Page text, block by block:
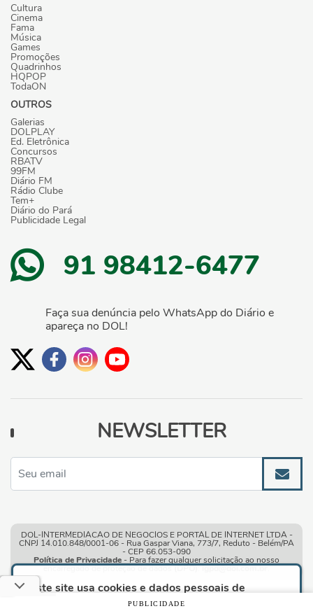
Este site usa cookies e dados pessoais de
acordo com os nossosTermos de Uso e Política
Cultura
Cinema
Fama
Música
Games
Promoções
Quadrinhos
HQPOP
TodaON
OUTROS
Galerias
DOLPLAY
Ed. Eletrônica
Concursos
RBATV
99FM
Diário FM
Rádio Clube
Tem+
Diário do Pará
Publicidade Legal
91 98412-6477
Faça sua denúncia pelo WhatsApp do Diário e
apareça no DOL!
NEWSLETTER
DOL-INTERMEDIACAO DE NEGOCIOS E PORTAL DE INTERNET LTDA -
CNPJ 14.010.848/0001-06 - Rua Gaspar Viana, 773/7, Reduto - Belém/PA
- CEP 66.053-090
Política de Privacidade - Para fazer qualquer solicitação ao nosso
encarregado de proteção de dados(DPO):lgpd@dol.com.br.
PUBLICIDADE